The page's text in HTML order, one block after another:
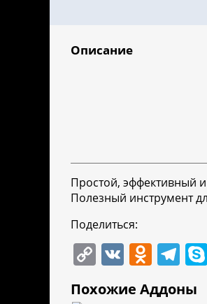
Описание
Простой, эффективный
Полезный инструмент
Поделиться:
C V O T
Похожие Аддоны